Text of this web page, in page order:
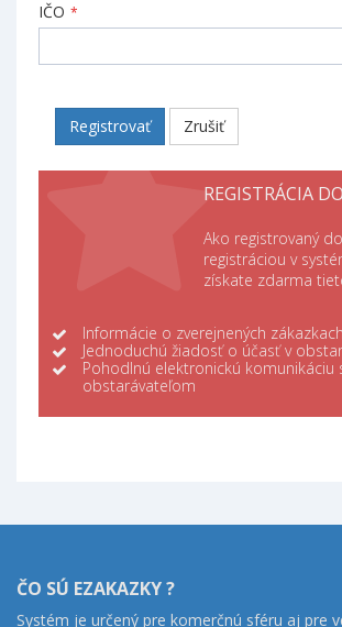
IČO *
Registrovať Zrušiť
REGISTRÁCIA
Ako registrovaný
registráciou v
získate zdarma
Informácie o zverejnených zákazkach
Jednoduchú žiadosť o účasť v
Pohodlnú elektronickú komunikáciu
obstarávateľom
ČO SÚ EZAKAZKY ?
Systém je určený pre komerčnú sféru aj pre